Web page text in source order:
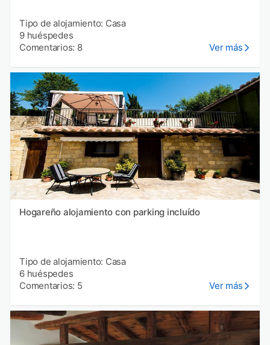
Tipo de alojamiento: Casa
9 huéspedes
Comentarios: 8
Ver más
Hogareño alojamiento con parking incluído
Tipo de alojamiento: Casa
6 huéspedes
Comentarios: 5
Ver más